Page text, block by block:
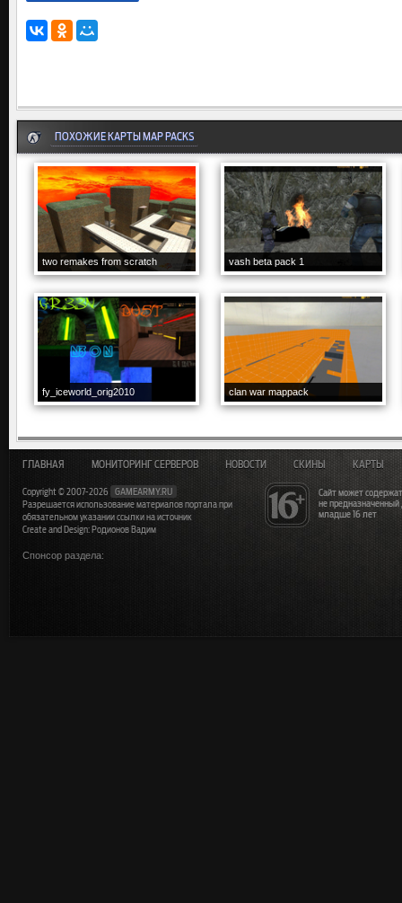
ПОХОЖИЕ КАРТЫ MAP PACKS
two remakes from scratch vash beta pack 1
fy_iceworld_orig2010 clan war mappack
Сайт может
не
младше 16 лет
ГЛАВНАЯ МОНИТОРИНГ СЕРВЕРОВ НОВОСТИ СКИНЫ КАРТЫ
Copyright © 2007-2026
GAMEARMY.RU
Разрешается использование материалов портала при
обязательном указании ссылки на источник
Create and Design: Родионов Вадим
Спонсор раздела: